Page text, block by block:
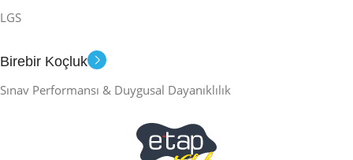
LGS
Birebir Koçluk
Sınav Performansı & Duygusal Dayanıklılık